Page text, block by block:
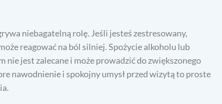
niebagatelną rolę. Jeśli jesteś zestresowany,
reagować na ból silniej. Spożycie alkoholu lub
jest zalecane i może prowadzić do zwiększonego
nawodnienie i spokojny umysł przed wizytą to proste